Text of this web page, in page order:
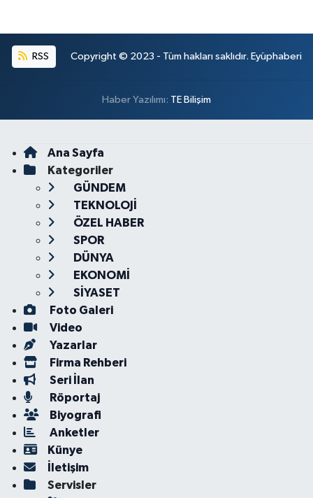
RSS Copyright © 2023 - Tüm hakları saklıdır. Eyüphaberi
Haber Yazılımı: TE Bilişim
Ana Sayfa
Kategoriler
GÜNDEM
TEKNOLOJİ
ÖZEL HABER
SPOR
DÜNYA
EKONOMİ
SİYASET
Foto Galeri
Video
Yazarlar
Firma Rehberi
Seri İlan
Röportaj
Biyografi
Anketler
Künye
İletişim
Servisler